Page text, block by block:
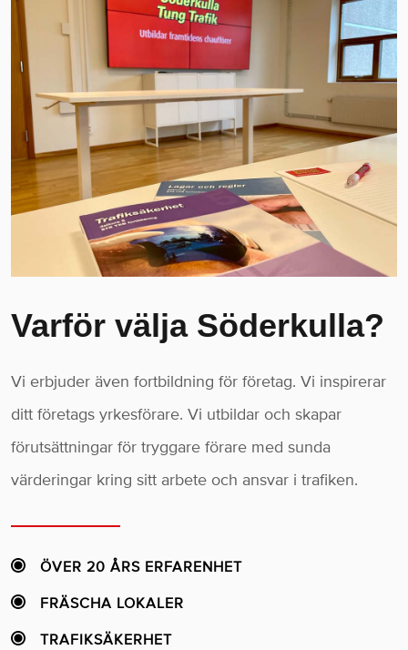
Varför välja Söderkulla?
Vi erbjuder även fortbildning för företag. Vi inspirerar
ditt företags yrkesförare. Vi utbildar och skapar
förutsättningar för tryggare förare med sunda
värderingar kring sitt arbete och ansvar i trafiken.
ÖVER 20 ÅRS ERFARENHET
FRÄSCHA LOKALER
TRAFIKSÄKERHET